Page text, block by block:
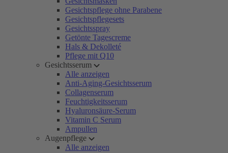
Gesichtspflege ohne Parabene
Gesichtspflegesets
Gesichtsspray
Getönte Tagescreme
Hals & Dekolleté
Pflege mit Q10
Gesichtsserum
Alle anzeigen
Anti-Aging-Gesichtsserum
Collagenserum
Feuchtigkeitsserum
Hyaluronsäure-Serum
Vitamin C Serum
Ampullen
Augenpflege
Alle anzeigen